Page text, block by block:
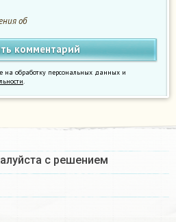
об
обработку персональных данных и
.
с решением